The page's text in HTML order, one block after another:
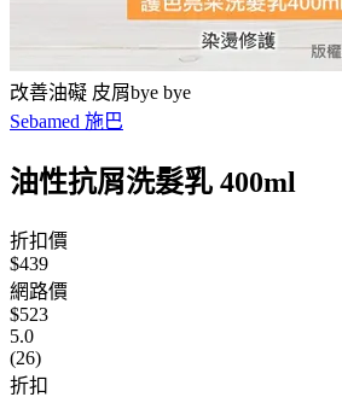
改善油礙 皮屑bye bye
Sebamed 施巴
油性抗屑洗髮乳 400ml
折扣價
$439
網路價
$523
5.0
(26)
折扣